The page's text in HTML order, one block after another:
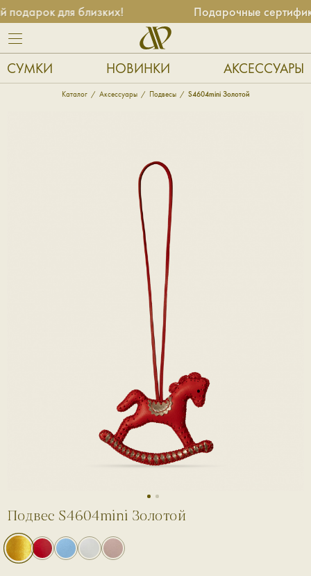
для близких! Подарочные
СУМКИ НОВИНКИ АКСЕССУАРЫ
Каталог Аксессуары Подвесы S4604mini Золотой
1 2
Подвес S4604mini Золотой